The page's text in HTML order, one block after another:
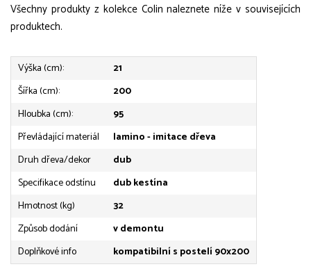
Všechny produkty z kolekce Colin naleznete níže v souvisejících
produktech.
Výška (cm):
21
Šířka (cm):
200
Hloubka (cm):
95
Převládající materiál
lamino - imitace dřeva
Druh dřeva/dekor
dub
Specifikace odstínu
dub kestína
Hmotnost (kg)
32
Způsob dodání
v demontu
Doplňkové info
kompatibilní s postelí 90x200